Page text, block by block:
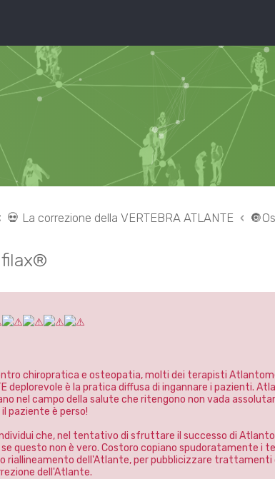
💀 La correzione della VERTEBRA ATLANTE
chiropratica e osteopatia, molti dei terapisti
deplorevole è la pratica diffusa di ingannare i pazienti.
nel campo della salute che ritengono non vada
paziente è perso!
che, nel tentativo di sfruttare il successo di
questo non è vero. Costoro copiano spudoratamente i
riallineamento dell'Atlante, per pubblicizzare trattamenti
dell'Atlante.